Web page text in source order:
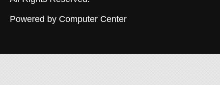
Powered by Computer Center